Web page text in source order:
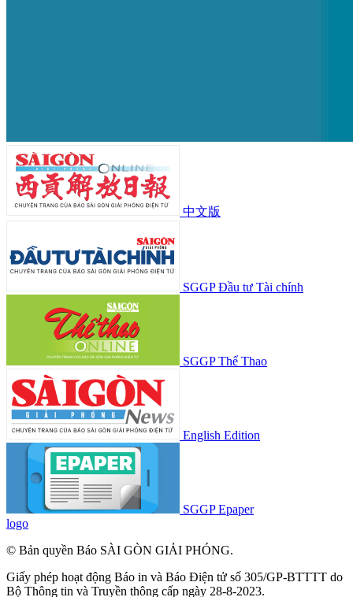
中文版
SGGP Đầu tư Tài chính
SGGP Thể Thao
English Edition
SGGP Epaper
logo
© Bản quyền Báo SÀI GÒN GIẢI PHÓNG.
Giấy phép hoạt động Báo in và Báo Điện tử số 305/GP-BTTTT do
Bộ Thông tin và Truyền thông cấp ngày 28-8-2023.